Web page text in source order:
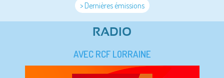
> Dernières émissions
RADIO
AVEC RCF LORRAINE